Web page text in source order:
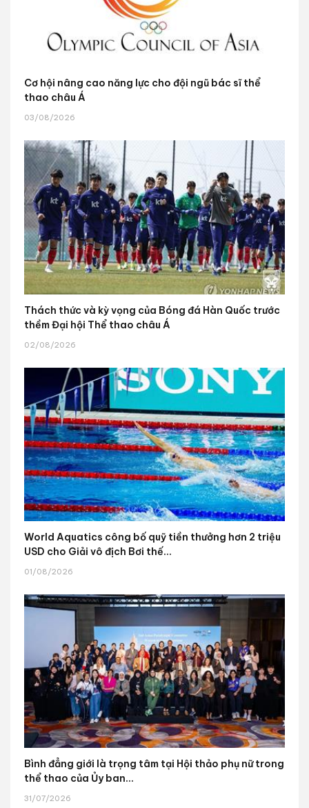
Cơ hội nâng cao năng lực cho đội ngũ bác sĩ thể
thao châu Á
03/08/2026
Thách thức và kỳ vọng của Bóng đá Hàn Quốc trước
thềm Đại hội Thể thao châu Á
02/08/2026
World Aquatics công bố quỹ tiền thưởng hơn 2 triệu
USD cho Giải vô địch Bơi thế...
01/08/2026
Bình đẳng giới là trọng tâm tại Hội thảo phụ nữ trong
thể thao của Ủy ban...
31/07/2026